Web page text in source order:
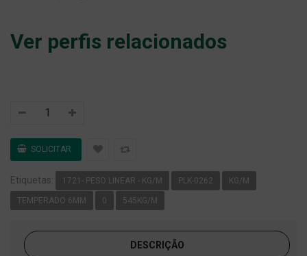
Ver perfis relacionados
Etiquetas: 1721- PESO LINEAR - KG/M PLK-0262 KG/M
TEMPERADO 6MM 0 545KG/M
DESCRIÇÃO